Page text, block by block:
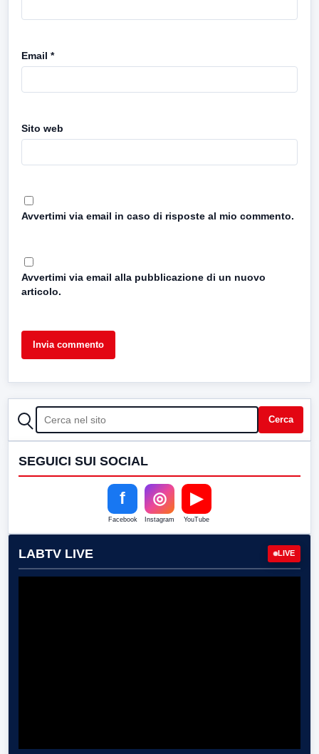
Email *
Sito web
Avvertimi via email in caso di risposte al mio commento.
Avvertimi via email alla pubblicazione di un nuovo
articolo.
CERCA Cerca
SEGUICI SUI SOCIAL
f
Facebook
◎
Instagram
▶
YouTube
LABTV LIVE LIVE